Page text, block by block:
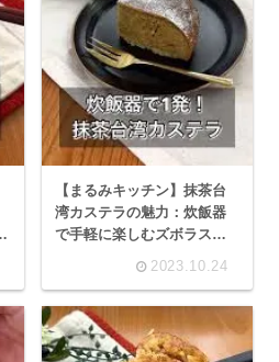
【まるみキッチン】抹茶台
湾カステラの魅力：炊飯器
で手軽に楽しむズボラスイ
2023.10.24